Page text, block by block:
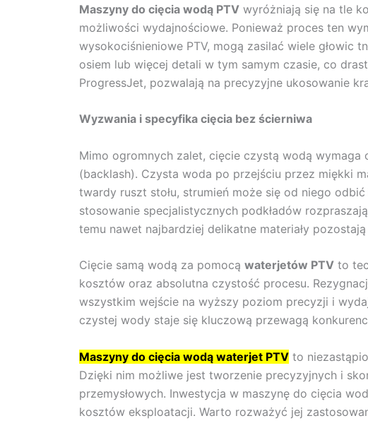
Maszyny do cięcia wodą PTV wyróżniają się na tle
możliwości wydajnościowe. Ponieważ proces ten
wysokociśnieniowe PTV, mogą zasilać wiele głowic
osiem lub więcej detali w tym samym czasie, co
ProgressJet, pozwalają na precyzyjne ukosowanie
Wyzwania i specyfika cięcia bez ścierniwa
Mimo ogromnych zalet, cięcie czystą wodą
(backlash). Czysta woda po przejściu przez miękki
twardy ruszt stołu, strumień może się od niego
stosowanie specjalistycznych podkładów
temu nawet najbardziej delikatne materiały
Cięcie samą wodą za pomocą waterjetów PTV to
kosztów oraz absolutna czystość procesu.
wszystkim wejście na wyższy poziom precyzji i
czystej wody staje się kluczową przewagą
Maszyny do cięcia wodą waterjet PTV to
Dzięki nim możliwe jest tworzenie precyzyjnych i
przemysłowych. Inwestycja w maszynę do cięcia
kosztów eksploatacji. Warto rozważyć jej